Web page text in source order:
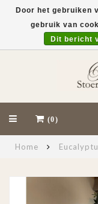
(0)
Home
Door het gebruiken
gebruik van
Dit bericht